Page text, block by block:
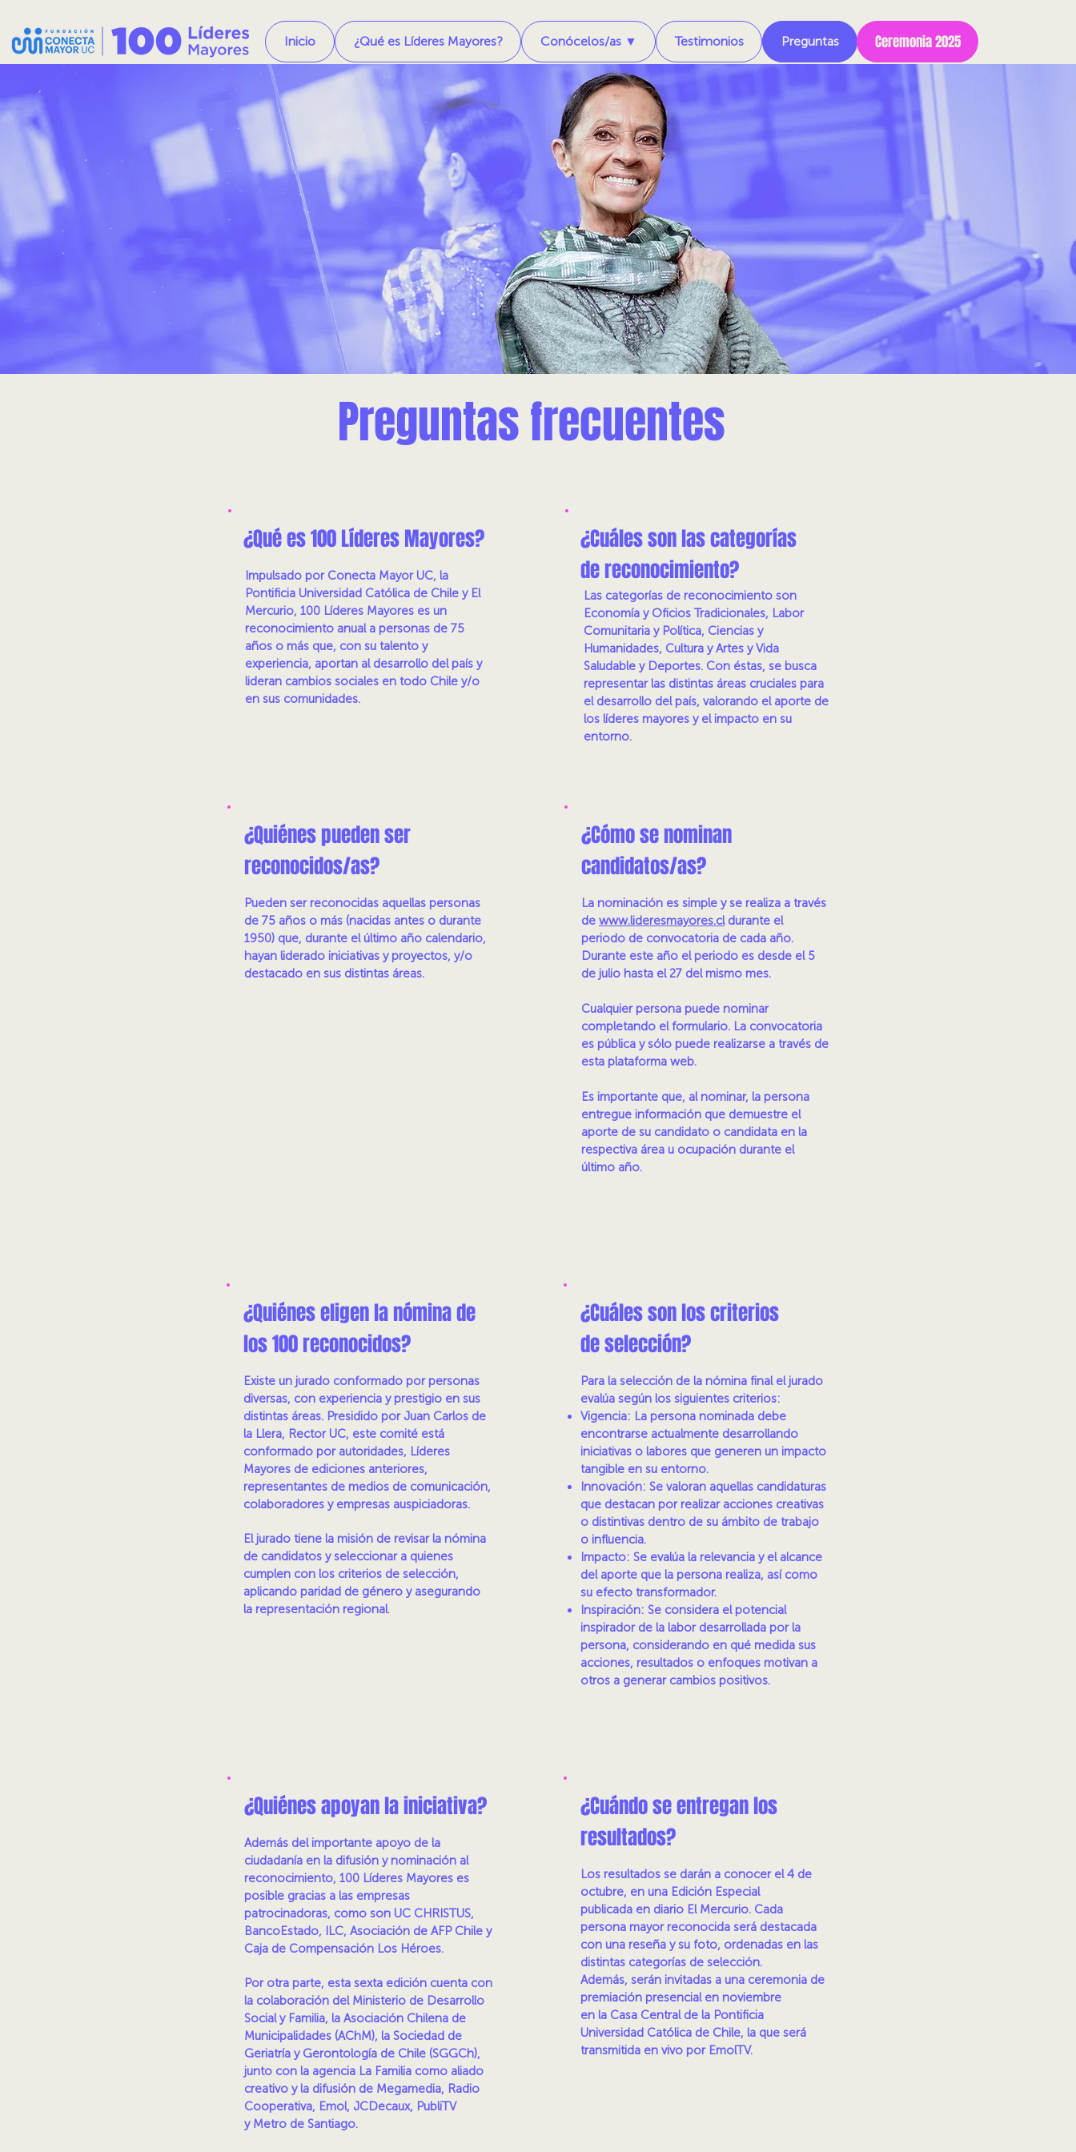
Inicio ¿Qué es Líderes Mayores? Conócelos/as ▼ Testimonios Preguntas Ceremonia 2025
Preguntas frecuentes
¿Qué es 100 Líderes Mayores?
Impulsado por Conecta Mayor UC, la
Pontificia Universidad Católica de Chile y El
Mercurio, 100 Líderes Mayores es un
reconocimiento anual a personas de 75
años o más que, con su talento y
experiencia, aportan al desarrollo del país y
lideran cambios sociales en todo Chile y/o
en sus comunidades.
¿Cuáles son las categorías
de reconocimiento?
Las categorías de reconocimiento son
Economía y Oficios Tradicionales, Labor
Comunitaria y Política, Ciencias y
Humanidades, Cultura y Artes y Vida
Saludable y Deportes. Con éstas, se busca
representar las distintas áreas cruciales para
el desarrollo del país, valorando el aporte de
los líderes mayores y el impacto en su
entorno.
¿Quiénes pueden ser
reconocidos/as?
Pueden ser reconocidas aquellas personas
de 75 años o más (nacidas antes o durante
1950) que, durante el último año calendario,
hayan liderado iniciativas y proyectos, y/o
destacado en sus distintas áreas.
¿Cómo se nominan
candidatos/as?
La nominación es simple y se realiza a través
de www.lideresmayores.cldurante el
periodo de convocatoria de cada año.
Durante este año el periodo es desde el 5
de julio hasta el 27 del mismo mes.
Cualquier persona puede nominar
completando el formulario. La convocatoria
es pública y sólo puede realizarse a través de
esta plataforma web.
Es importante que, al nominar, la persona
entregue información que demuestre el
aporte de su candidato o candidata en la
respectiva área u ocupación durante el
último año.
¿Quiénes eligen la nómina de
los 100 reconocidos?
Existe un jurado conformado por personas
diversas, con experiencia y prestigio en sus
distintas áreas. Presidido por Juan Carlos de
la Llera, Rector UC, este comité está
conformado por autoridades, Líderes
Mayores de ediciones anteriores,
representantes de medios de comunicación,
colaboradores y empresas auspiciadoras.
El jurado tiene la misión de revisar la nómina
de candidatos y seleccionar a quienes
cumplen con los criterios de selección,
aplicando paridad de género y asegurando
la representación regional.
¿Cuáles son los criterios
de selección?
Para la selección de la nómina final el jurado
evalúa según los siguientes criterios:
Vigencia: La persona nominada debe
encontrarse actualmente desarrollando
iniciativas o labores que generen un impacto
tangible en su entorno.
Innovación: Se valoran aquellas candidaturas
que destacan por realizar acciones creativas
o distintivas dentro de su ámbito de trabajo
o influencia.
Impacto: Se evalúa la relevancia y el alcance
del aporte que la persona realiza, así como
su efecto transformador.
Inspiración: Se considera el potencial
inspirador de la labor desarrollada por la
persona, considerando en qué medida sus
acciones, resultados o enfoques motivan a
otros a generar cambios positivos.
¿Quiénes apoyan la iniciativa?
Además del importante apoyo de la
ciudadanía en la difusión y nominación al
reconocimiento, 100 Líderes Mayores es
posible gracias a las empresas
patrocinadoras, como son UC CHRISTUS,
BancoEstado, ILC, Asociación de AFP Chile y
Caja de Compensación Los Héroes.
Por otra parte, esta sexta edición cuenta con
la colaboración del Ministerio de Desarrollo
Social y Familia, la Asociación Chilena de
Municipalidades (AChM), la Sociedad de
Geriatría y Gerontología de Chile (SGGCh),
junto con la agencia La Familia como aliado
creativo y la difusión de Megamedia, Radio
Cooperativa, Emol, JCDecaux, PubliTV
y Metro de Santiago.
¿Cuándo se entregan los
resultados?
Los resultados se darán a conocer el 4 de
octubre, en una Edición Especial
publicada en diario El Mercurio. Cada
persona mayor reconocida será destacada
con una reseña y su foto, ordenadas en las
distintas categorías de selección.
Además, serán invitadas a una ceremonia de
premiación presencial en noviembre
en la Casa Central de la Pontificia
Universidad Católica de Chile, la que será
transmitida en vivo por EmolTV.